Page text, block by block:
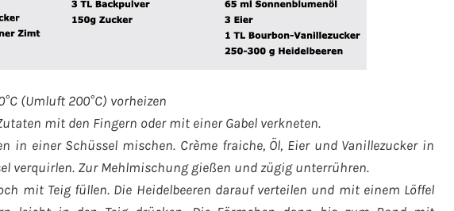
(Umluft 200°C) vorheizen
mit den Fingern oder mit einer Gabel verkneten.
in einer Schüssel mischen. Crème fraiche, Öl, Eier und Vanillezucker in
verquirlen. Zur Mehlmischung gießen und zügig unterrühren.
mit Teig füllen. Die Heidelbeeren darauf verteilen und mit einem Löffel